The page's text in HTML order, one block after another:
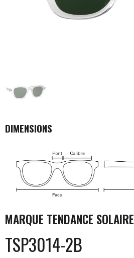
DIMENSIONS
MARQUE TENDANCE SOLAIRE
TSP3014-2B